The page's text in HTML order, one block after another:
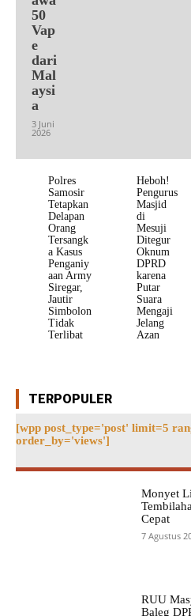
50
Vap
e
dari
Mal
aysi
a
3 Juni
2026
Polres
Samosir
Tetapkan
Delapan
Orang
Tersangk
a Kasus
Penganiy
aan Army
Siregar,
Jautir
Simbolon
Tidak
Terlibat
Heboh!
Pengurus
Masjid
di
Mesuji
Ditegur
Oknum
DPRD
karena
Putar
Suara
Mengaji
Jelang
Azan
TERPOPULER
[wpp post_type='post' limit=5
order_by='views']
Monyet
Cepat
7 Agustus
RUU
Baleg